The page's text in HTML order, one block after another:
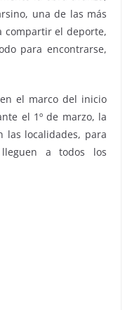
una de las más
compartir el deporte,
para encontrarse,
el marco del inicio
el 1º de marzo, la
las localidades, para
a todos los